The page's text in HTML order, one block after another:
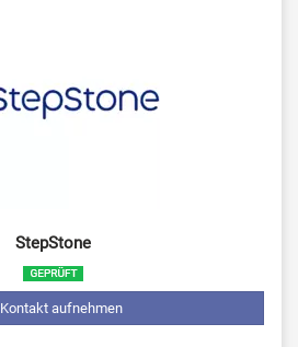
StepStone
Kontakt aufnehmen